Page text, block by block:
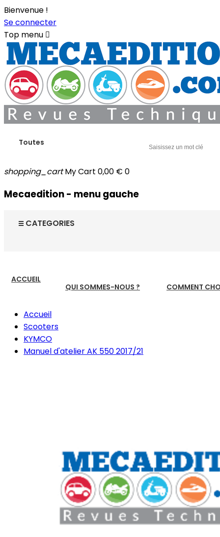
Bienvenue !
Se connecter
Top menu 
Toutes
shopping_cart My Cart 0,00 € 0
Mecaedition - menu gauche
CATEGORIES
ACCUEIL
QUI SOMMES-NOUS ?
COMMENT
Accueil
Scooters
KYMCO
Manuel d'atelier AK 550 2017/21